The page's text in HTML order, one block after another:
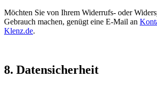
Möchten Sie von Ihrem Widerrufs- oder
Gebrauch machen, genügt eine E-Mail an
Klenz.de.
8. Datensicherheit